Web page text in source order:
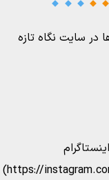
در سایت نگاه تازه
https://